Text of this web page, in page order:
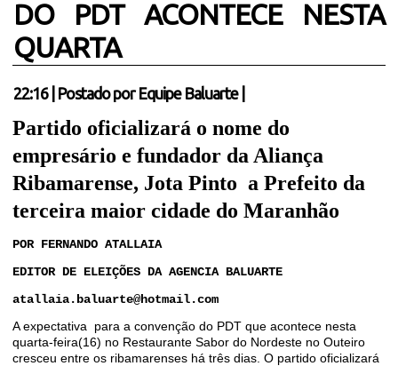
DO PDT ACONTECE NESTA
QUARTA
22:16| Postado por Equipe Baluarte
Partido oficializará o nome do
empresário e fundador da Aliança
Ribamarense, Jota Pinto a Prefeito da
terceira maior cidade do Maranhão
POR FERNANDO ATALLAIA
EDITOR DE ELEIÇÕES DA AGENCIA BALUARTE
atallaia.baluarte@hotmail.com
A expectativa para a convenção do PDT que acontece nesta
quarta-feira(16) no Restaurante Sabor do Nordeste no Outeiro
cresceu entre os ribamarenses há três dias. O partido oficializará